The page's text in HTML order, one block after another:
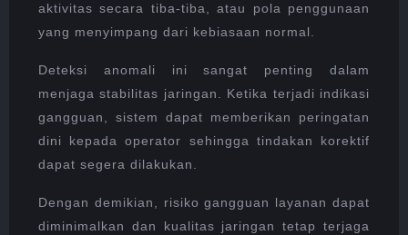
aktivitas secara tiba-tiba, atau pola penggunaan
yang menyimpang dari kebiasaan normal.
Deteksi anomali ini sangat penting dalam
menjaga stabilitas jaringan. Ketika terjadi indikasi
gangguan, sistem dapat memberikan peringatan
dini kepada operator sehingga tindakan korektif
dapat segera dilakukan.
Dengan demikian, risiko gangguan layanan dapat
diminimalkan dan kualitas jaringan tetap terjaga